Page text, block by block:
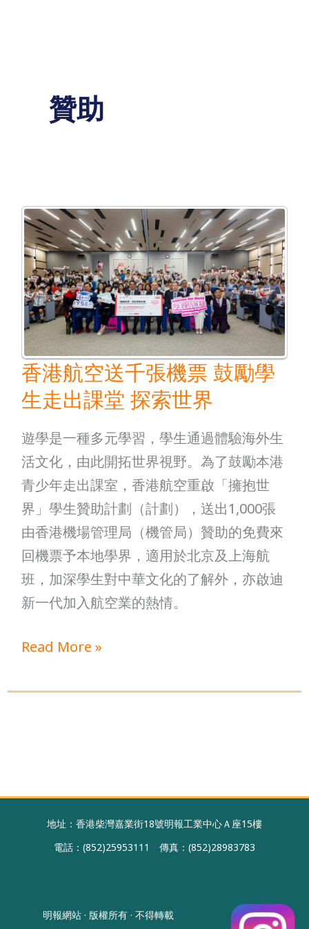
贊助
香港航空送千張機票 鼓勵學
生走出課堂 探索世界
遊學是一種多元學習，學生通過體驗海外生
活文化，由此開拓世界視野。為了鼓勵本港
青少年走出課室，香港航空重啟「擁抱世
界」學生贊助計劃（計劃），送出1,000張
由香港機場管理局（機管局）贊助的免費來
回機票予本地學界，適用於北京及上海航
班，加深學生對中華文化的了解外，亦啟迪
新一代加入航空業的熱情。
香
港
航
空
送
千
張
機
票
鼓
勵
學
生
走
出
課
堂
索
界
Read More »
地址：香港柴灣嘉業街18號明報工業中心Ａ座15樓
電話：(852)25953111 傳真：(852)28983783
明報網站 · 版權所有 · 不得轉載